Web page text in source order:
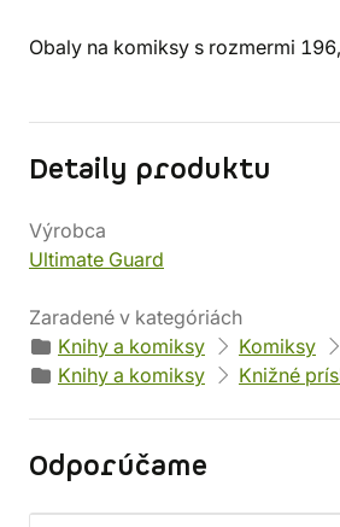
Obaly na komiksy s rozmermi
Detaily produktu
Výrobca
Ultimate Guard
Zaradené v kategóriách
Knihy a komiksy
Komiksy
Knihy a komiksy
Knižné
Odporúčame